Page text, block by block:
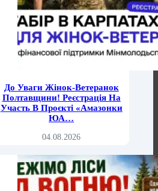
До Уваги Жінок-Ветеранок
Полтавщини! Реєстрація На
Участь В Проєкті «Амазонки
ЮА…
04.08.2026